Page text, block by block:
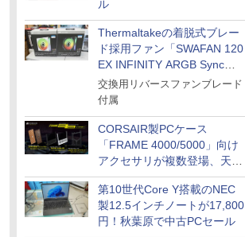
ル
Thermaltakeの着脱式ブレー
ド採用ファン「SWAFAN 120
EX INFINITY ARGB Sync」
に単品パッケージ
交換用リバースファンブレード
付属
CORSAIR製PCケース
「FRAME 4000/5000」向け
アクセサリが複数登場、天然
木製パネルや背面コネクタ対
応トレイなど
第10世代Core Y搭載のNEC
製12.5インチノートが17,800
円！秋葉原で中古PCセール